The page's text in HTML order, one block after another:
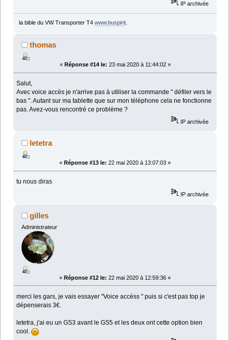
IP archivée
la bible du VW Transporter T4 www.buspirit.
thomas
« Réponse #14 le: 23 mai 2020 à 11:44:02 »
Salut,
Avec voice accès je n'arrive pas à utiliser la commande " défiler vers le
bas ". Autant sur ma tablette que sur mon téléphone cela ne fonctionne
pas. Avez-vous rencontré ce problème ?
IP archivée
letetra
« Réponse #13 le: 22 mai 2020 à 13:07:03 »
tu nous diras
IP archivée
gilles
Administrateur
« Réponse #12 le: 22 mai 2020 à 12:59:36 »
merci les gars, je vais essayer "Voice accéss " puis si c'est pas top je
dépenserais 3€.
letetra, j'ai eu un GS3 avant le GS5 et les deux ont cette option bien
cool.